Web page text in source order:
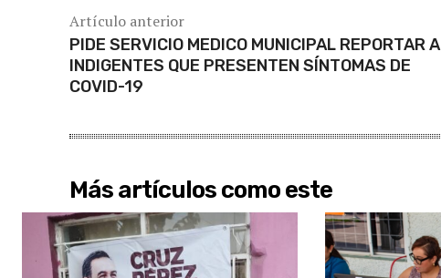
Artículo anterior
PIDE SERVICIO MEDICO MUNICIPAL REPORTAR A
INDIGENTES QUE PRESENTEN SÍNTOMAS DE
COVID-19
Más artículos como este